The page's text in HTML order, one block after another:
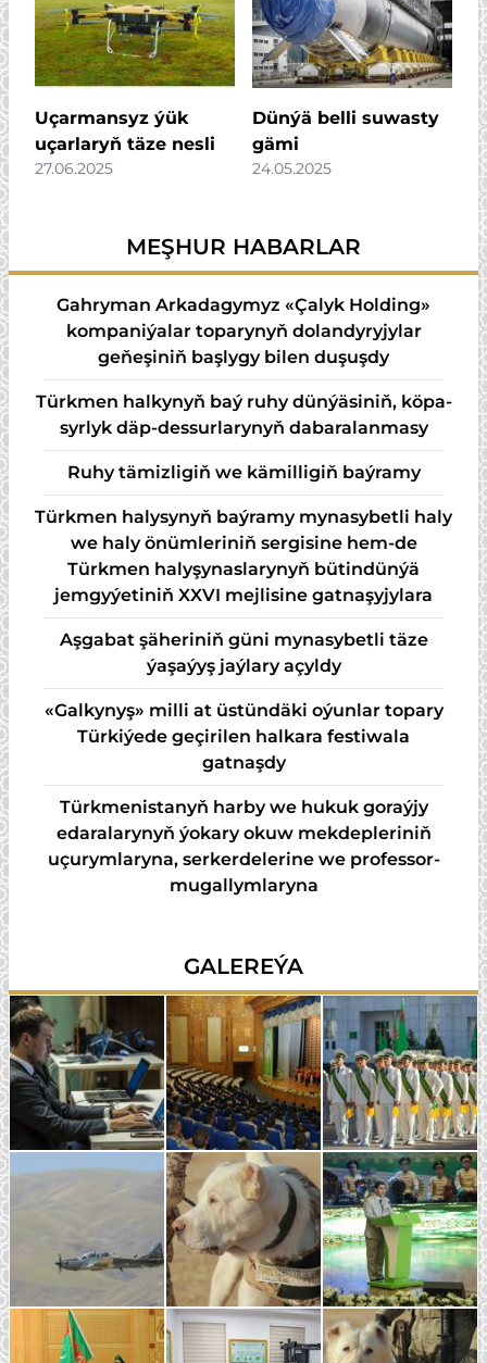
Uçarmansyz ýük
uçarlaryň täze nesli
27.06.2025
Dünýä belli suwasty
gämi
24.05.2025
MEŞHUR HABARLAR
Gahryman Arkadagymyz «Çalyk Holding»
kompaniýalar toparynyň dolandyryjylar
geňeşiniň başlygy bilen duşuşdy
Türk­men hal­ky­nyň baý ru­hy dün­ýä­si­niň, kö­pa­
syr­lyk däp-des­sur­la­ry­nyň da­ba­ra­lan­ma­sy
Ruhy tämizligiň we kämilligiň baýramy
Türkmen halysynyň baýramy mynasybetli haly
we haly önümleriniň sergisine hem-de
Türkmen halyşynaslarynyň bütindünýä
jemgyýetiniň XXVI mejlisine gatnaşyjylara
Aşgabat şäheriniň güni mynasybetli täze
ýaşaýyş jaýlary açyldy
«Galkynyş» milli at üstündäki oýunlar topary
Türkiýede geçirilen halkara festiwala
gatnaşdy
Türkmenistanyň harby we hukuk goraýjy
edaralarynyň ýokary okuw mekdepleriniň
uçurymlaryna, serkerdelerine we professor-
mugallymlaryna
GALEREÝA